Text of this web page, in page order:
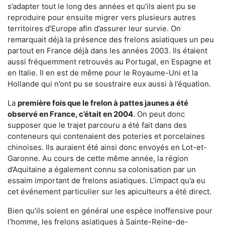
s’adapter tout le long des années et qu’ils aient pu se
reproduire pour ensuite migrer vers plusieurs autres
territoires d’Europe afin d’assurer leur survie. On
remarquait déjà la présence des frelons asiatiques un peu
partout en France déjà dans les années 2003. Ils étaient
aussi fréquemment retrouvés au Portugal, en Espagne et
en Italie. Il en est de même pour le Royaume-Uni et la
Hollande qui n’ont pu se soustraire eux aussi à l’équation.
La première fois que le frelon à pattes jaunes a été
observé en France, c’était en 2004. On peut donc
supposer que le trajet parcouru a été fait dans des
conteneurs qui contenaient des poteries et porcelaines
chinoises. Ils auraient été ainsi donc envoyés en Lot-et-
Garonne. Au cours de cette même année, la région
d’Aquitaine a également connu sa colonisation par un
essaim important de frelons asiatiques. L’impact qu’a eu
cet événement particulier sur les apiculteurs a été direct.
Bien qu’ils soient en général une espèce inoffensive pour
l’homme, les frelons asiatiques à Sainte-Reine-de-